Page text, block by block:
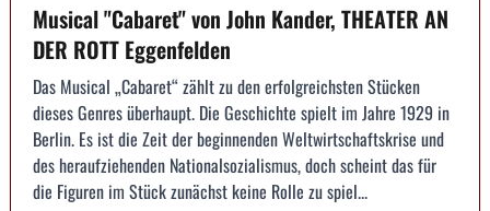
Musical "Cabaret" von John Kander, THEATER AN
DER ROTT Eggenfelden
Das Musical „Cabaret“ zählt zu den erfolgreichsten Stücken
dieses Genres überhaupt. Die Geschichte spielt im Jahre 1929 in
Berlin. Es ist die Zeit der beginnenden Weltwirtschaftskrise und
des heraufziehenden Nationalsozialismus, doch scheint das für
die Figuren im Stück zunächst keine Rolle zu spiel...